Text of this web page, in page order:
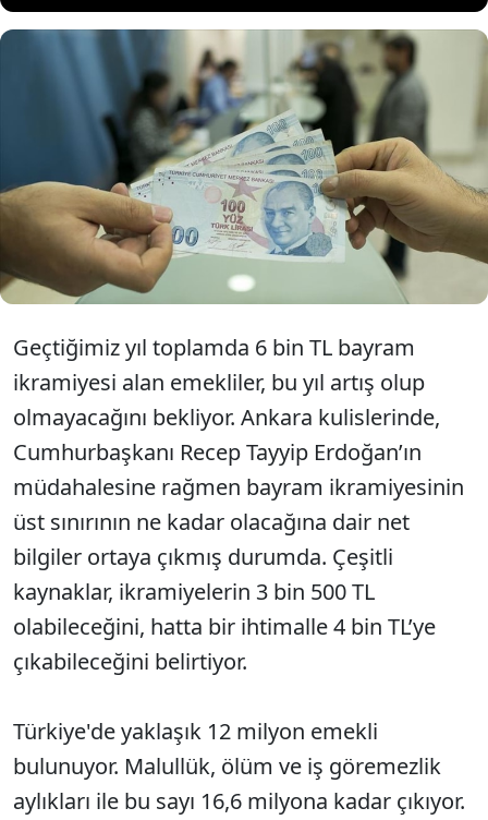
Emekli maaşlarındaki artış, emeklilerin
beklentilerini karşılamadı ve yaklaşık 16 milyon hak
sahibi, gözlerini bayram ikramiyelerine çevirdi.
2018 yılından bu yana yılda iki kez bayram
ikramiyesi alan emekliler, 2025 yılında Mart ve
Haziran ayında bu ikramiyeleri alacaklar. Ancak,
emekliler bayram ikramiyesinin ne kadar olacağını
ve zam yapılacak mı diye merak ediyor. İşte Ankara
kulislerinden sızan zam oranı.
Geçtiğimiz yıl toplamda 6 bin TL bayram
ikramiyesi alan emekliler, bu yıl artış olup
olmayacağını bekliyor. Ankara kulislerinde,
Cumhurbaşkanı Recep Tayyip Erdoğan’ın
müdahalesine rağmen bayram ikramiyesinin
üst sınırının ne kadar olacağına dair net
bilgiler ortaya çıkmış durumda. Çeşitli
kaynaklar, ikramiyelerin 3 bin 500 TL
olabileceğini, hatta bir ihtimalle 4 bin TL’ye
çıkabileceğini belirtiyor.
Türkiye'de yaklaşık 12 milyon emekli
bulunuyor. Malullük, ölüm ve iş göremezlik
aylıkları ile bu sayı 16,6 milyona kadar çıkıyor.